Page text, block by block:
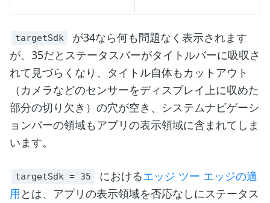
targetSdk
が34なら何も問題なく表示されます
が、35だとステータスバーがタイトルバーに吸収さ
れて見づらくなり、タイトル自体もカットアウト
（カメラなどのセンサーをディスプレイ上に収めた
部分の切り欠き）の穴が空き、システムナビゲーシ
ョンバーの領域もアプリの表示領域に含まれてしま
います。
targetSdk = 35 におけるエッジ ツー エッジの適
用 とは、アプリの表示領域を否応なしにステータス